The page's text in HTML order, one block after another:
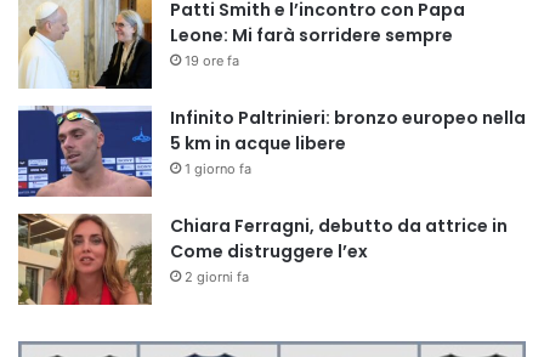
Patti Smith e l’incontro con Papa
Leone: Mi farà sorridere sempre
19 ore fa
Infinito Paltrinieri: bronzo europeo nella
5 km in acque libere
1 giorno fa
Chiara Ferragni, debutto da attrice in
Come distruggere l’ex
2 giorni fa